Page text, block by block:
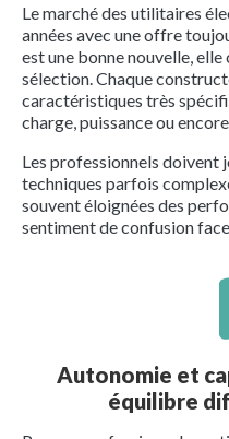
Le marché des utilitaires
années avec une offre
est une bonne nouvelle,
sélection. Chaque
caractéristiques très
charge, puissance ou
Les professionnels doivent
techniques parfois
souvent éloignées des
sentiment de confusion
Autonomie et
équilibre